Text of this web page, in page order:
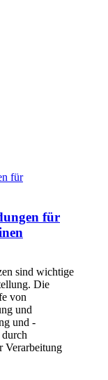
für
sind wichtige
Die
von
und
und -
Verarbeitung